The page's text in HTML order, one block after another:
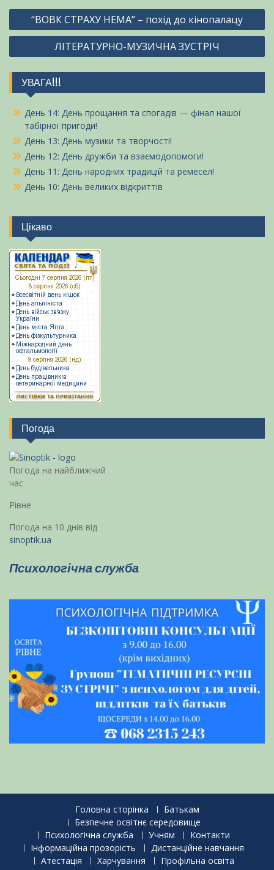
Навігація
записів
“ВОВК СТРАХУ НЕМА” – похід до кінопалацу
ЛІТЕРАТУРНО-МУЗИЧНА ЗУСТРІЧ
УВАГА!!!
День 14: День прощання та спогадів — фінал нашої
табірної пригоди!
День 13: День музики та творчості!
День 12: День дружби та взаємодопомоги!
День 11: День народних традицій та ремесел!
День 10: День великих відкриттів
Цікаво
Погода
Погода на найближчий
час
Рівне
Погода на 10 днів від
sinoptik.ua
Психологічна служба
Головна сторінка
Батькам
Безпечне освітнє середовище
Психологічна служба
Учням
Контакти
Інформаційна прозорість
Дистанційне навчання
Атестація
Харчування Профільна освіта